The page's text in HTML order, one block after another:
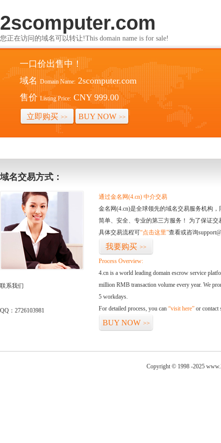
2scomputer.com
您正在访问的域名可以转让!This domain name is for sale!
一口价出售中！
域名 Domain Name: 2scomputer.com
售价 Listing Price: CNY 999.00
立即购买 >> BUY NOW >>
域名交易方式：
联系我们
QQ：2726103981
通过金名网(4.cn) 中介交易
金名网(4.cn)是全球领先的域名交易服务机构
简单、安全、专业的第三方服务！ 为了保证
具体交易流程可“点击这里”查看或咨询
我要购买 >>
Process Overview:
4.cn is a world leading domain escrow service
million RMB transaction volume every year. We
5 workdays.
For detailed process, you can “visit here” or contact
BUY NOW >>
Copyright © 1998 -2025